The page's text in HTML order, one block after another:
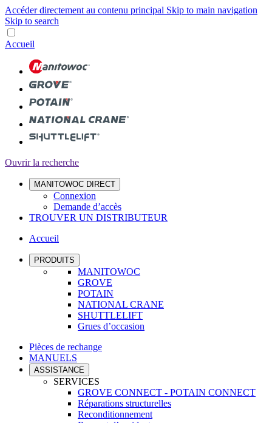
Accéder directement au contenu principal Skip to main navigation
Skip to search
Accueil
Ouvrir la recherche
MANITOWOC DIRECT
Connexion
Demande d’accès
TROUVER UN DISTRIBUTEUR
Accueil
PRODUITS
MANITOWOC
GROVE
POTAIN
NATIONAL CRANE
SHUTTLELIFT
Grues d’occasion
Pièces de rechange
MANUELS
ASSISTANCE
SERVICES
GROVE CONNECT - POTAIN CONNECT
Réparations structurelles
Reconditionnement